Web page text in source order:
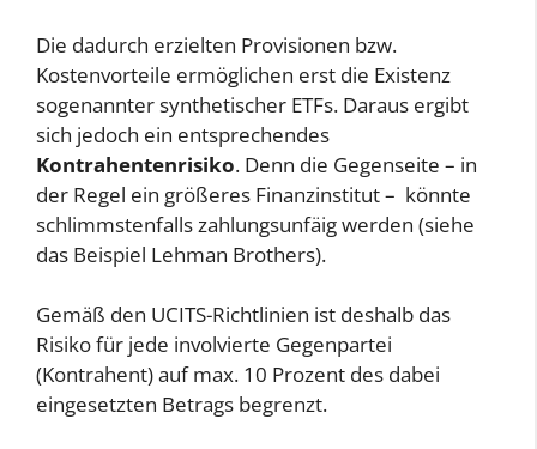
Die dadurch erzielten Provisionen bzw.
Kostenvorteile ermöglichen erst die Existenz
sogenannter synthetischer ETFs. Daraus ergibt
sich jedoch ein entsprechendes
Kontrahentenrisiko. Denn die Gegenseite – in
der Regel ein größeres Finanzinstitut – könnte
schlimmstenfalls zahlungsunfäig werden (siehe
das Beispiel Lehman Brothers).
Gemäß den UCITS-Richtlinien ist deshalb das
Risiko für jede involvierte Gegenpartei
(Kontrahent) auf max. 10 Prozent des dabei
eingesetzten Betrags begrenzt.